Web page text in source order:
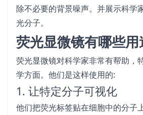
除不必要的背景噪声。并展示科学
光分子。
荧光显微镜有哪些用
荧光显微镜对科学家非常有帮助，
学方面。他们是这样使用的:
1. 让特定分子可视化
他们把荧光标签贴在细胞中的分子